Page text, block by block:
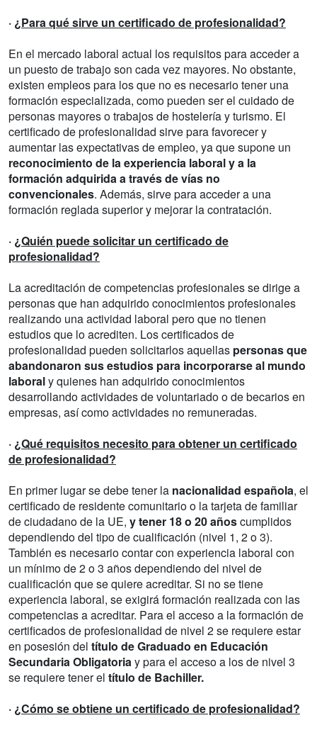
· ¿Para qué sirve un certificado de profesionalidad?
En el mercado laboral actual los requisitos para acceder a
un puesto de trabajo son cada vez mayores. No obstante,
existen empleos para los que no es necesario tener una
formación especializada, como pueden ser el cuidado de
personas mayores o trabajos de hostelería y turismo. El
certificado de profesionalidad sirve para favorecer y
aumentar las expectativas de empleo, ya que supone un
reconocimiento de la experiencia laboral y a la
formación adquirida a través de vías no
convencionales. Además, sirve para acceder a una
formación reglada superior y mejorar la contratación.
· ¿Quién puede solicitar un certificado de
profesionalidad?
La acreditación de competencias profesionales se dirige a
personas que han adquirido conocimientos profesionales
realizando una actividad laboral pero que no tienen
estudios que lo acrediten. Los certificados de
profesionalidad pueden solicitarlos aquellas personas que
abandonaron sus estudios para incorporarse al mundo
laboraly quienes han adquirido conocimientos
desarrollando actividades de voluntariado o de becarios en
empresas, así como actividades no remuneradas.
· ¿Qué requisitos necesito para obtener un certificado
de profesionalidad?
En primer lugar se debe tener la nacionalidad española, el
certificado de residente comunitario o la tarjeta de familiar
de ciudadano de la UE, y tener 18 o 20 añoscumplidos
dependiendo del tipo de cualificación (nivel 1, 2 o 3).
También es necesario contar con experiencia laboral con
un mínimo de 2 o 3 años dependiendo del nivel de
cualificación que se quiere acreditar. Si no se tiene
experiencia laboral, se exigirá formación realizada con las
competencias a acreditar. Para el acceso a la formación de
certificados de profesionalidad de nivel 2 se requiere estar
en posesión del título de Graduado en Educación
Secundaria Obligatoria y para el acceso a los de nivel 3
se requiere tener el título de Bachiller.
· ¿Cómo se obtiene un certificado de profesionalidad?